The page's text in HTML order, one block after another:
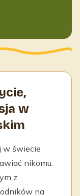
w
w świecie
nikomu.
z
na